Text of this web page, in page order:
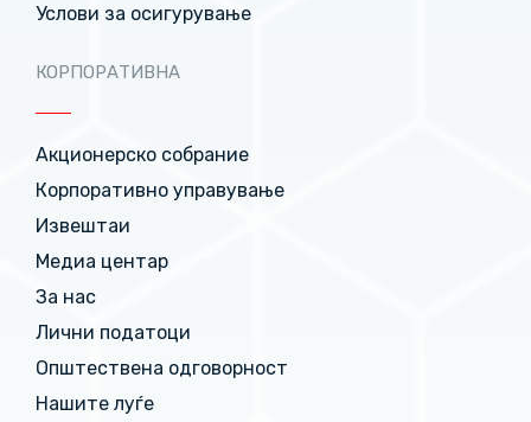
Услови за осигурување
КОРПОРАТИВНА
Акционерско собрание
Корпоративно управување
Извештаи
Медиа центар
За нас
Лични податоци
Општествена одговорност
Нашите луѓе